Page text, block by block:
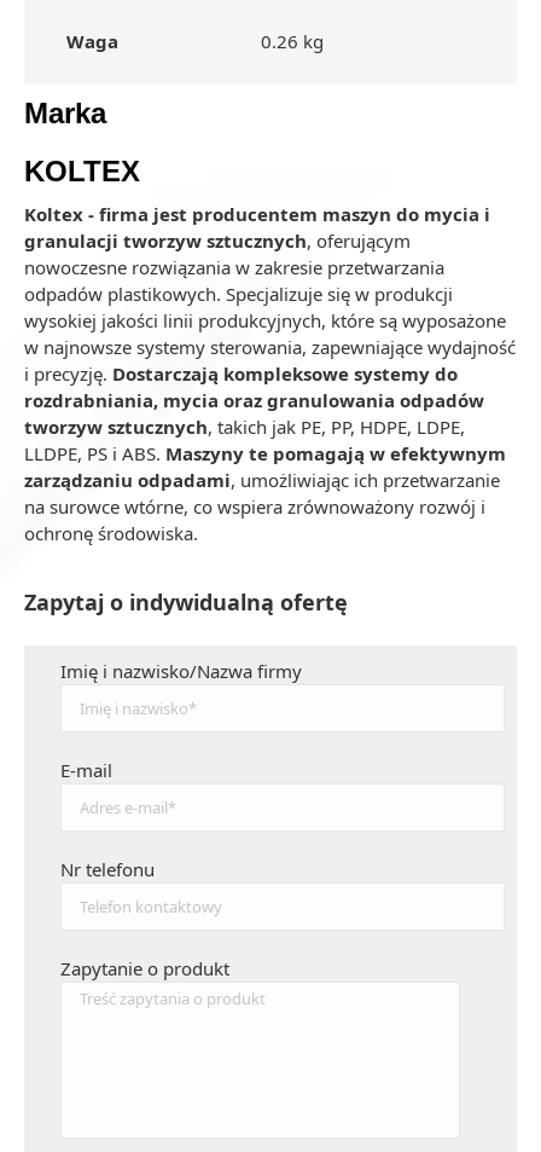
Waga 0.26 kg
Marka
KOLTEX
Koltex - firma jest producentem maszyn do mycia i
granulacji tworzyw sztucznych, oferującym
nowoczesne rozwiązania w zakresie przetwarzania
odpadów plastikowych. Specjalizuje się w produkcji
wysokiej jakości linii produkcyjnych, które są wyposażone
w najnowsze systemy sterowania, zapewniające wydajność
i precyzję. Dostarczają kompleksowe systemy do
rozdrabniania, mycia oraz granulowania odpadów
tworzyw sztucznych, takich jak PE, PP, HDPE, LDPE,
LLDPE, PS i ABS. Maszyny te pomagają w efektywnym
zarządzaniu odpadami, umożliwiając ich przetwarzanie
na surowce wtórne, co wspiera zrównoważony rozwój i
ochronę środowiska.
Zapytaj o indywidualną ofertę
Imię i nazwisko/Nazwa firmy
E-mail
Nr telefonu
Zapytanie o produkt